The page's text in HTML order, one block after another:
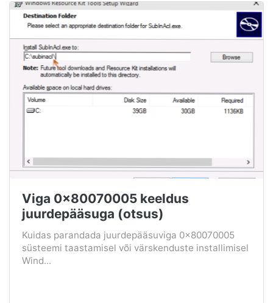
Viga 0x80070005 keeldus
juurdepääsuga (otsus)
Kuidas parandada juurdepääsuviga 0x80070005
süsteemi taastamisel või värskenduste installimisel
Wind...